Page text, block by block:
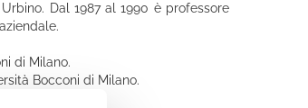
Dal 1987 al 1990 è professore
di Milano.
Bocconi di Milano.